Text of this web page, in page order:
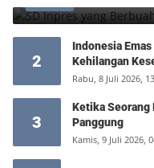
2
Indonesia
Kehilangan
Rabu, 8 Juli 2026,
3
Ketika Seorang
Panggung
Kamis, 9 Juli 2026,